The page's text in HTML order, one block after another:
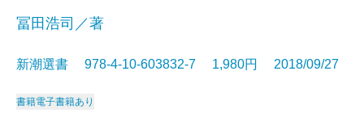
冨田浩司／著
新潮選書 978-4-10-603832-7 1,980円 2018/09/27
書籍電子書籍あり